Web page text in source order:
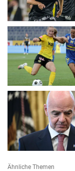
Ähnliche Themen